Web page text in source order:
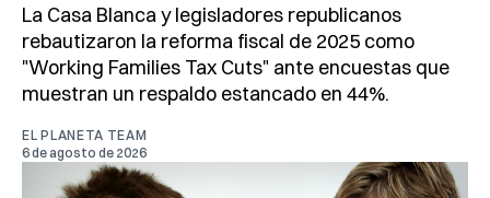
La Casa Blanca y legisladores republicanos
rebautizaron la reforma fiscal de 2025 como
"Working Families Tax Cuts" ante encuestas que
muestran un respaldo estancado en 44%.
EL PLANETA TEAM
6 de agosto de 2026